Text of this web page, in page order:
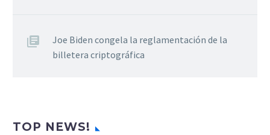
Joe Biden congela la reglamentación de la
billetera criptográfica
TOP NEWS!